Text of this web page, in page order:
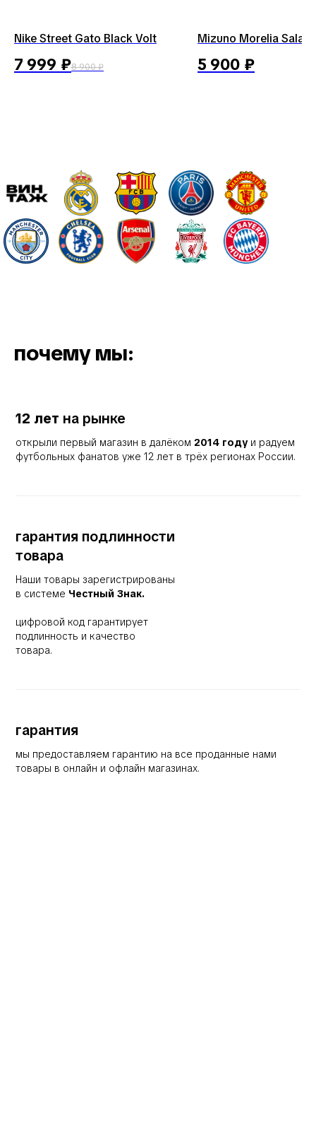
Nike Street Gato Black Volt
7 999 ₽8 900₽
Mizuno Morelia Sala
5 900 ₽
почему мы:
12 лет на рынке
открыли первый магазин в далёком2014 году и радуем
футбольных фанатов уже 12 лет в трёх регионах России.
гарантия подлинности
товара
Наши товары зарегистрированы
в системе Честный Знак.
цифровой код гарантирует
подлинность и качество
товара.
гарантия
мы предоставляем гарантию на все проданные нами
товары в онлайн и офлайн магазинах.